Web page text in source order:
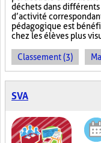
déchets dans
d’activité
pédagogique est
chez les élèves plus
Classement (3)
SVA